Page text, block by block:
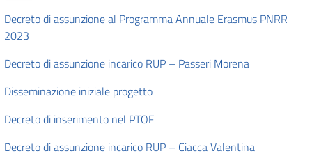
Decreto di assunzione al Programma Annuale Erasmus PNRR
2023
Decreto di assunzione incarico RUP – Passeri Morena
Disseminazione iniziale progetto
Decreto di inserimento nel PTOF
Decreto di assunzione incarico RUP – Ciacca Valentina